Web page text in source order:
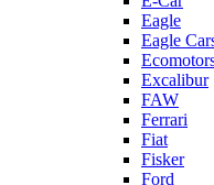
Eagle
Eagle
Excalibur
FAW
Ferrari
Fiat
Fisker
Ford